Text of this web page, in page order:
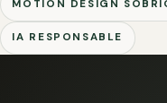
MOTION DESIGN
IA RESPONSABLE